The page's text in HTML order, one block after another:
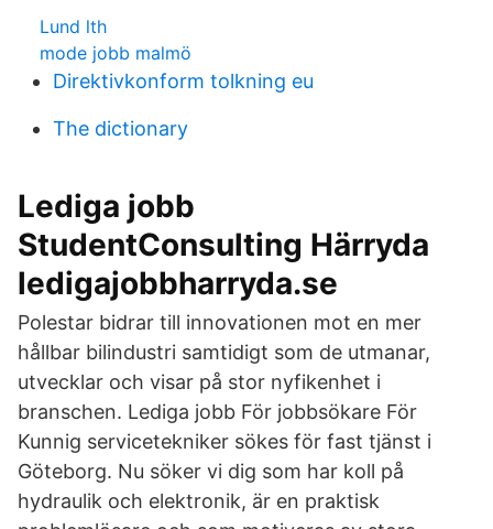
Lund lth
mode jobb malmö
Direktivkonform tolkning eu
The dictionary
Lediga jobb
StudentConsulting Härryda
ledigajobbharryda.se
Polestar bidrar till innovationen mot en mer
hållbar bilindustri samtidigt som de utmanar,
utvecklar och visar på stor nyfikenhet i
branschen. Lediga jobb För jobbsökare För
Kunnig servicetekniker sökes för fast tjänst i
Göteborg. Nu söker vi dig som har koll på
hydraulik och elektronik, är en praktisk